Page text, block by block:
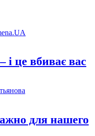
і це вбиває вас
для нашего